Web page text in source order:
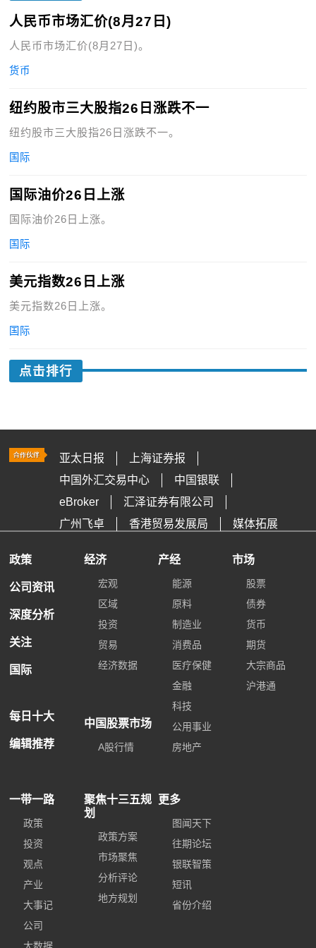
人民币市场汇价(8月27日)
人民币市场汇价(8月27日)。
货币
纽约股市三大股指26日涨跌不一
纽约股市三大股指26日涨跌不一。
国际
国际油价26日上涨
国际油价26日上涨。
国际
美元指数26日上涨
美元指数26日上涨。
国际
点击排行
亚太日报
上海证券报
中国外汇交易中心
中国银联
eBroker
汇泽证券有限公司
广州飞卓
香港贸易发展局 媒体拓展
政策
公司资讯
深度分析
关注
国际
每日十大
编辑推荐
经济
宏观
区域
投资
贸易
经济数据
中国股票市场
A股行情
产经
能源
原料
制造业
消费品
医疗保健
金融
科技
公用事业
房地产
市场
股票
债券
货币
期货
大宗商品
沪港通
一带一路
政策
投资
观点
产业
大事记
公司
聚焦十三五规
划
政策方案
市场聚焦
分析评论
地方规划
更多
图闻天下
往期论坛
银联智策
短讯
省份介绍